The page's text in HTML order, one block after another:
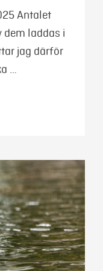
Antalet
dem laddas i
jag därför
…